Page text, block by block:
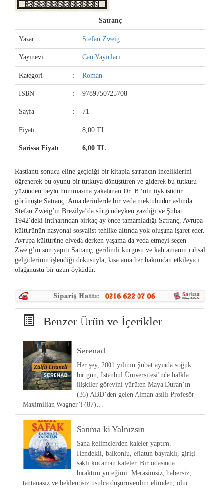
Satranç
Yazar : Stefan Zweig
Yayınevi : Can Yayınları
Kategori : Roman
ISBN : 9789750725708
Sayfa : 71
Fiyatı : 8,00 TL
Sarissa Fiyatı : 6,00 TL
Rastlantı sonucu eline geçidiği bir kitapla satrancın inceliklerini
öğrenerek bu oyunu bir tutkuya dönüştüren ve giderek bu tutkusu
yüzünden beyin hummasına yakalanan Dr. B.’nin öyküsüdür
görünüşte Satranç. Ama derinlerde bir veda mektubudur aslında.
Stefan Zweig’ın Brezilya’da sürgündeyken yazdığı ve Şubat
1942’deki intiharından birkaç ay önce tamamladığı Satranç, Avrupa
kültürünün nasyonal sosyalist tehlike altında yok oluşuna işaret eder.
Avrupa kültürüne elveda derken yaşama da veda etmeyi seçen
Zweig’ın son yapıtı Satranç, gerilimli kurgusu ve kahramanın ruhsal
gelgitlerinin işlendiği dokusuyla, kısa ama her bakımdan etkileyici
olağanüstü bir uzun öyküdür.
Benzer Ürün ve İçerikler
Serenad
Her şey, 2001 yılının Şubat ayında soğuk
bir gün, İstanbul Üniversitesi’nde halkla
ilişkiler görevini yürüten Maya Duran’ın
(36) ABD’den gelen Alman asıllı Profesör
Maximilian Wagner’i (87)…
Sanma ki Yalnızsın
Sana kelimelerden kaleler yaptım.
Hendekli, balkonlu, eflatun bayraklı, girişi
saklı kocaman kaleler. Bir odasında
bıraktım yüreğimi. Merasimsiz, habersiz,
tantanasız ve beklentisiz usulca düşürüverdim elimden, olur